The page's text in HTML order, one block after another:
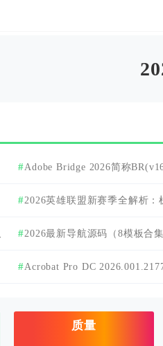
Adobe Bridge 2026简称
2026英雄联盟新赛季全解析
汇总2026最新导航源码（8模板合集
Acrobat Pro DC
质量